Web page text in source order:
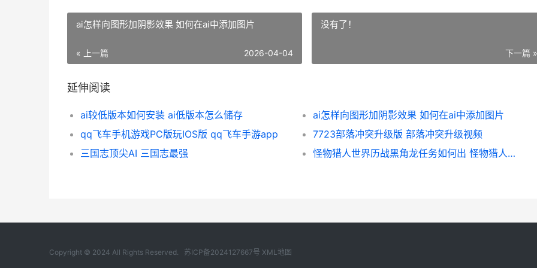
ai怎样向图形加阴影效果 如何在ai中添加图片
« 上一篇 2026-04-04
没有了！
下一篇 »
延伸阅读
ai较低版本如何安装 ai低版本怎么储存
ai怎样向图形加阴影效果 如何在ai中添加图片
qq飞车手机游戏PC版玩IOS版 qq飞车手游app
7723部落冲突升级版 部落冲突升级视频
三国志顶尖AI 三国志最强
怪物猎人世界历战黑角龙任务如何出 怪物猎人世界历战的煌毛怎么获得
Copyright © 2024 All Rights Reserved. 苏ICP备2024127667号 XML地图